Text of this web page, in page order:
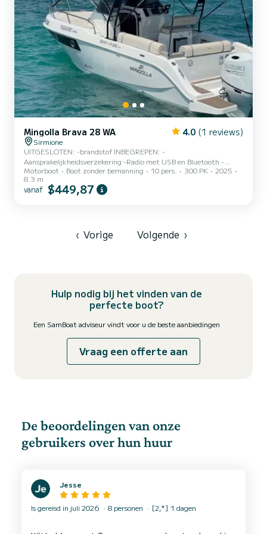
Mingolla Brava 28 WA 4.0 (1 reviews)
Sirmione
UITGESLOTEN: -brandstof INBEGREPEN: -
Aansprakelijkheidsverzekering -Radio met USB en Bluetooth -
Dieptemeter -Zonnetent -Elektrische ankerlier -220 volt
bankaansluiting -GPS -Koelkast -Stuurconsole met rvs handgreep,
voorruit, stuurwiel en kompas -Navigatieverlichting en 360°
ogen -Boegopbergvak voor anker met luik en afvo...
Motorboot Boot zonder bemanning 10 pers. 300 PK
2025
8.3 m
vanaf $449,87
‹ Vorige Volgende ›
Hulp nodig bij het vinden van de
perfecte boot?
Een SamBoat adviseur vindt voor u de beste aanbiedingen
Vraag een offerte aan
De beoordelingen van onze
gebruikers over hun huur
Jesse
Is gereisd in juli 2026 8 personen [2,*] 1 dagen